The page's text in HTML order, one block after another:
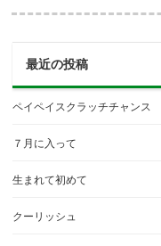
最近の投稿
ペイペイスクラッチチャンス
７月に入って
生まれて初めて
クーリッシュ